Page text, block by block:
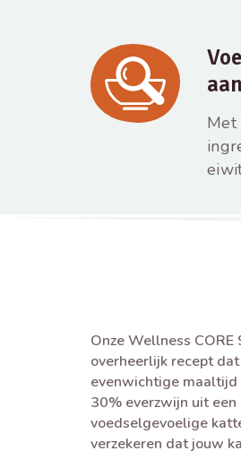
Met
Onze Wellness
overheerlijk recept
evenwichtige maaltijd
30% everzwijn uit
voedselgevoelige
verzekeren dat jouw